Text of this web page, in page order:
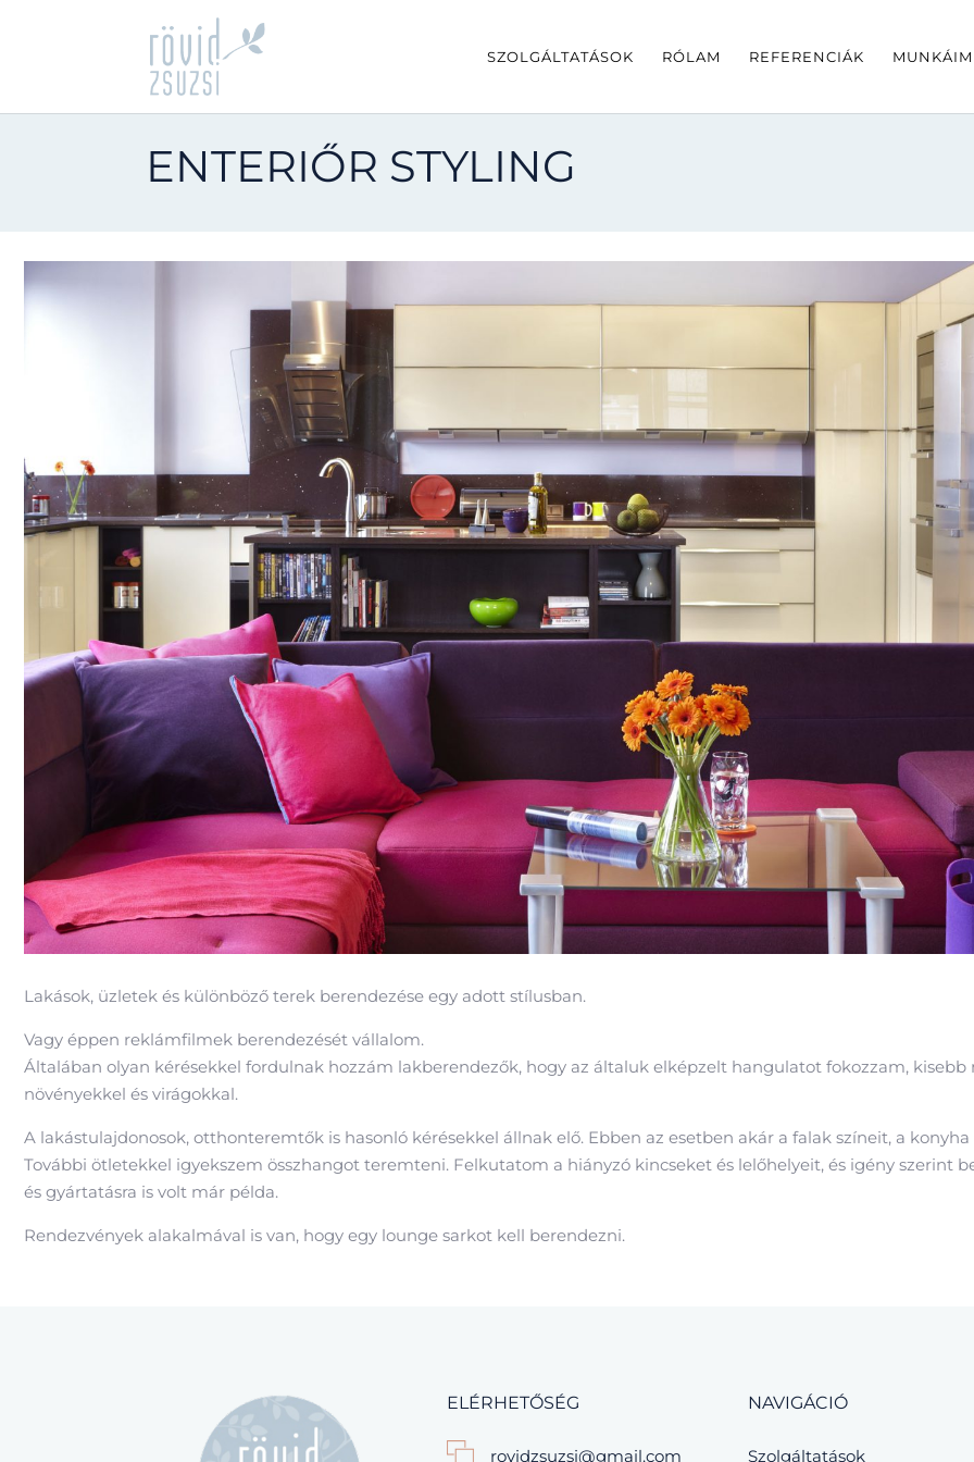
SZOLGÁLTATÁSOK RÓLAM REFERENCIÁK MUNKÁIM
ENTERIŐR STYLING
Lakások, üzletek és különböző terek berendezése egy adott stílusban.
Vagy éppen reklámfilmek berendezését vállalom.
Általában olyan kérésekkel fordulnak hozzám lakberendezők, hogy az általuk elképzelt hangulatot fokozzam,
növényekkel és virágokkal.
A lakástulajdonosok, otthonteremtők is hasonló kérésekkel állnak elő. Ebben az esetben akár a falak színeit, a
További ötletekkel igyekszem összhangot teremteni. Felkutatom a hiányzó kincseket és lelőhelyeit, és igény szerint
és gyártatásra is volt már példa.
Rendezvények alakalmával is van, hogy egy lounge sarkot kell berendezni.
ELÉRHETŐSÉG
rovidzsuzsi@gmail.com
NAVIGÁCIÓ
Szolgáltatások